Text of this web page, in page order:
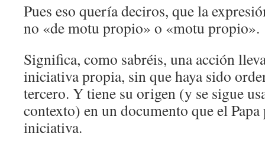
Pues eso quería deciros, que la
no «de motu propio» o «motu propio».
Significa, como sabréis, una acción
iniciativa propia, sin que haya sido
tercero. Y tiene su origen (y se sigue
contexto) en un documento que el
iniciativa.